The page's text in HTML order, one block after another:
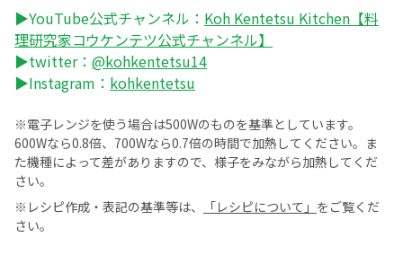
▶YouTube公式チャンネル： Koh Kentetsu Kitchen【料
理研究家コウケンテツ公式チャンネル】
▶twitter： @kohkentetsu14
▶Instagram： kohkentetsu
※電子レンジを使う場合は500Wのものを基準としています。
600Wなら0.8倍、700Wなら0.7倍の時間で加熱してください。ま
た機種によって差がありますので、様子をみながら加熱してくだ
さい。
※レシピ作成・表記の基準等は、
「レシピについて」 をご覧くだ
さい。